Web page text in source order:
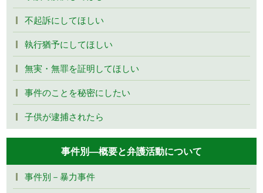
不起訴にしてほしい
執行猶予にしてほしい
無実・無罪を証明してほしい
事件のことを秘密にしたい
子供が逮捕されたら
事件別―概要と弁護活動について
事件別－暴力事件